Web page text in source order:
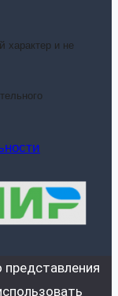
характер и не